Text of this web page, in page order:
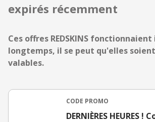
expirés récemment
Ces offres REDSKINS
longtemps, il se peut qu'elles
valables.
CODE PROMO
DERNIÈRES HEURES !